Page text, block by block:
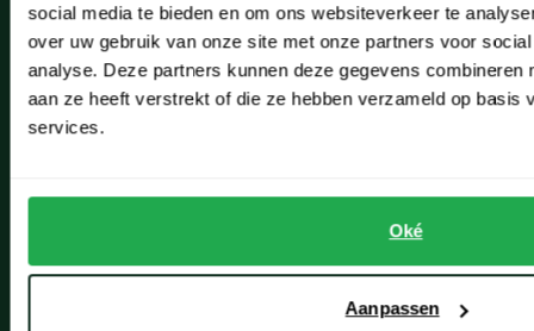
social media te bieden en om ons websiteverkeer te
over uw gebruik van onze site met onze partners voor
analyse. Deze partners kunnen deze gegevens combineren
aan ze heeft verstrekt of die ze hebben verzameld op basis
services.
Oké
Aanpassen
Leiderdorp
Lisse
Noordwijk
Schulte Herenmode